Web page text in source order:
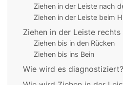
Ziehen in der Leiste nach
Ziehen in der Leiste beim
Ziehen in der Leiste
Ziehen bis in den Rücken
Ziehen bis ins Bein
Wie wird es diagnostiziert?